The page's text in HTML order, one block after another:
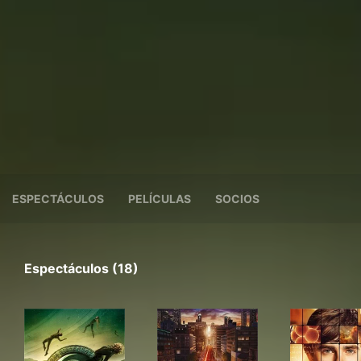
ESPECTÁCULOS PELÍCULAS SOCIOS
Espectáculos (18)